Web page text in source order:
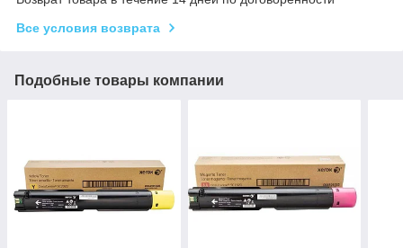
Все условия возврата
Подобные товары компании